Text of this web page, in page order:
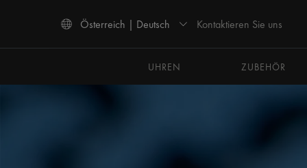
Österreich | Deutsch Kontaktieren Sie uns
UHREN
ZUBEHÖR